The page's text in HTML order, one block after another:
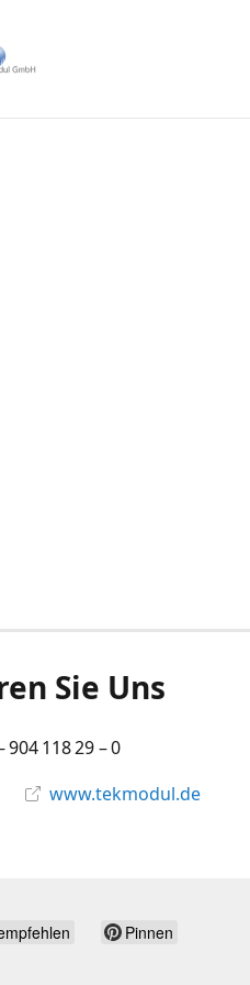
Sie Uns
904 118 29 – 0
www.tekmodul.de
Pinnen